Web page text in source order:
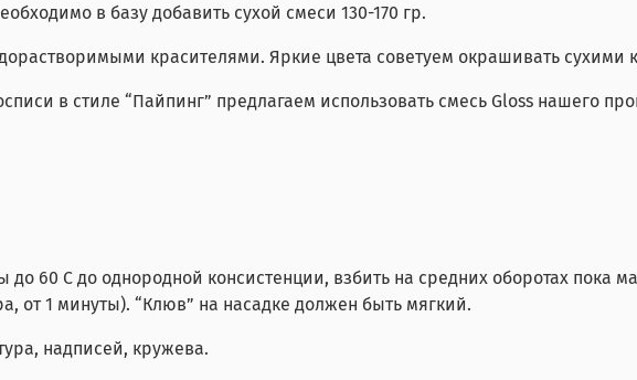
в базу добавить сухой смеси 130-170 гр.
красителями. Яркие цвета советуем окрашивать сухими
в стиле “Пайпинг” предлагаем использовать смесь Gloss нашего
до 60 С до однородной консистенции, взбить на средних оборотах пока
от 1 минуты). “Клюв” на насадке должен быть мягкий.
надписей, кружева.